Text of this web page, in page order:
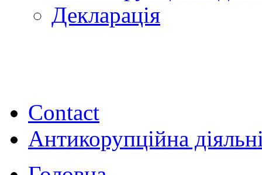
Декларація
Contact
Антикорупційна